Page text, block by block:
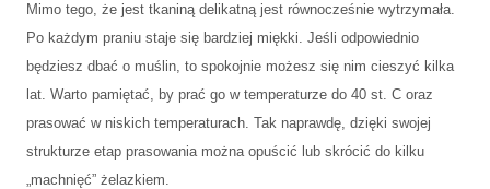
Mimo tego, że jest tkaniną delikatną jest równocześnie wytrzymała.
Po każdym praniu staje się bardziej miękki. Jeśli odpowiednio
będziesz dbać o muślin, to spokojnie możesz się nim cieszyć kilka
lat. Warto pamiętać, by prać go w temperaturze do 40 st. C oraz
prasować w niskich temperaturach. Tak naprawdę, dzięki swojej
strukturze etap prasowania można opuścić lub skrócić do kilku
„machnięć” żelazkiem.